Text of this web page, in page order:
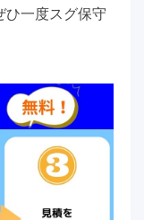
ひ一度スグ保守